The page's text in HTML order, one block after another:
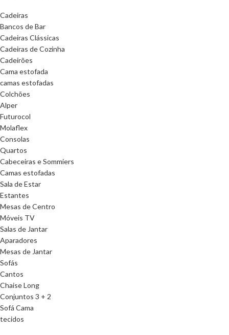
Cadeiras
Bancos de Bar
Cadeiras Clássicas
Cadeiras de Cozinha
Cadeirões
Cama estofada
camas estofadas
Colchões
Alper
Futurocol
Molaflex
Consolas
Quartos
Cabeceiras e Sommiers
Camas estofadas
Sala de Estar
Estantes
Mesas de Centro
Móveis TV
Salas de Jantar
Aparadores
Mesas de Jantar
Sofás
Cantos
Chaise Long
Conjuntos 3 + 2
Sofá Cama
tecidos